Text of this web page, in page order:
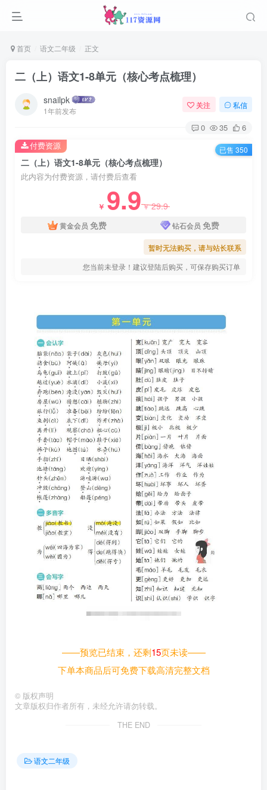
首页 语文二年级 正文
二（上）语文1-8单元（核心考点梳理）
snailpk
1年前发布
关注 私信
0 35 6
二（上）语文1-8单元（核心考点梳理）
此内容为付费资源，请付费后查看
￥ 9.9￥29.9
黄金会员 免费 钻石会员 免费
暂时无法购买，请与站长联系
您当前未登录！建议登陆后购买，可保存购买订单
付费资源 已售 350
——预览已结束，还剩15页未读——
下单本商品后可免费下载高清完整文档
© 版权声明
文章版权归作者所有，未经允许请勿转载。
THE END
语文二年级